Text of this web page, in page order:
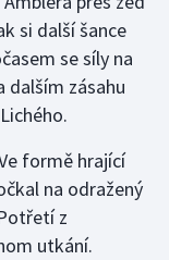
si další šance
se síly na
dalším zásahu
formě hrající
na odražený
z
utkání.